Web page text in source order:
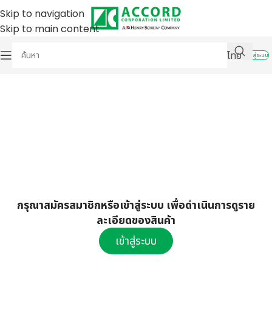
Skip to navigation
Skip to main content
ไทย
เข้าสู่ระบบ
กรุณาสมัครสมาชิกหรือเข้าสู่ระบบ เพื่อดำเนินการดูราย
ละเอียดของสินค้า
เข้าสู่ระบบ